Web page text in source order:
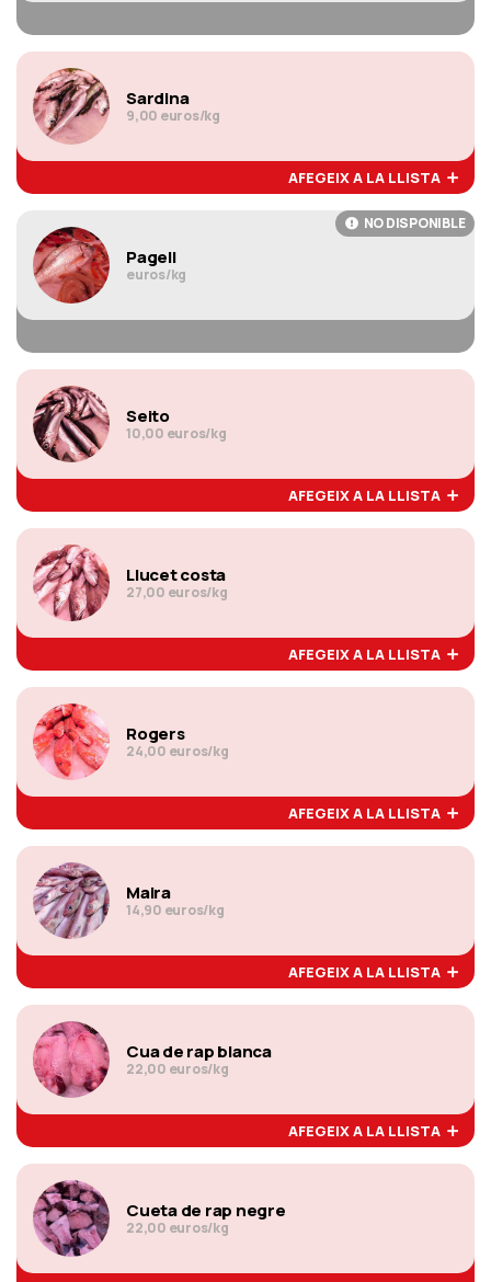
Sardina
9,00 euros/kg
AFEGEIX A LA LLISTA
NO DISPONIBLE
Pagell
euros/kg
Seito
10,00 euros/kg
AFEGEIX A LA LLISTA
Llucet costa
27,00 euros/kg
AFEGEIX A LA LLISTA
Rogers
24,00 euros/kg
AFEGEIX A LA LLISTA
Maira
14,90 euros/kg
AFEGEIX A LA LLISTA
Cua de rap blanca
22,00 euros/kg
AFEGEIX A LA LLISTA
Cueta de rap negre
22,00 euros/kg